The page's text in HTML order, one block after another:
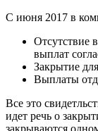
С июня 2017 в
Отсутствие
выплат
Закрытие
Выплаты
Все это
идет речь о
закрываются